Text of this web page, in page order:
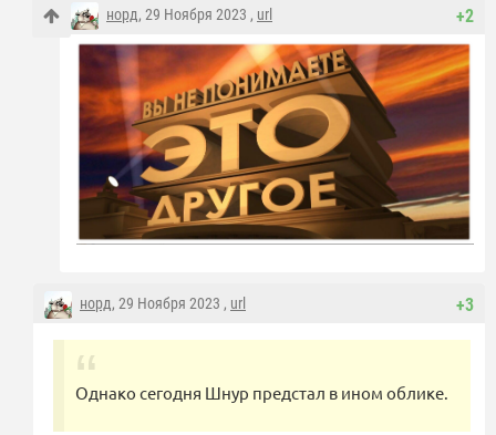
+2
норд, 29 Ноября 2023 , url
+3
норд, 29 Ноября 2023 , url
Однако сегодня Шнур предстал в ином облике.